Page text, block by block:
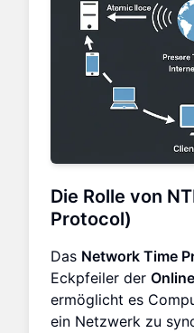
Die Rolle von
Protocol)
Das Network Time
Eckpfeiler der
ermöglicht es
ein Netzwerk zu